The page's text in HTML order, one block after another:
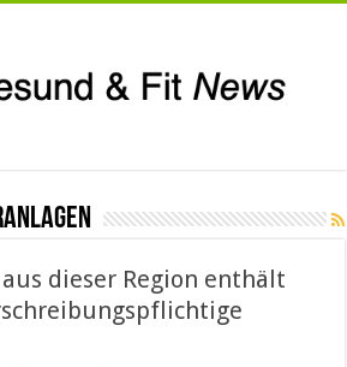
dieser Region enthält